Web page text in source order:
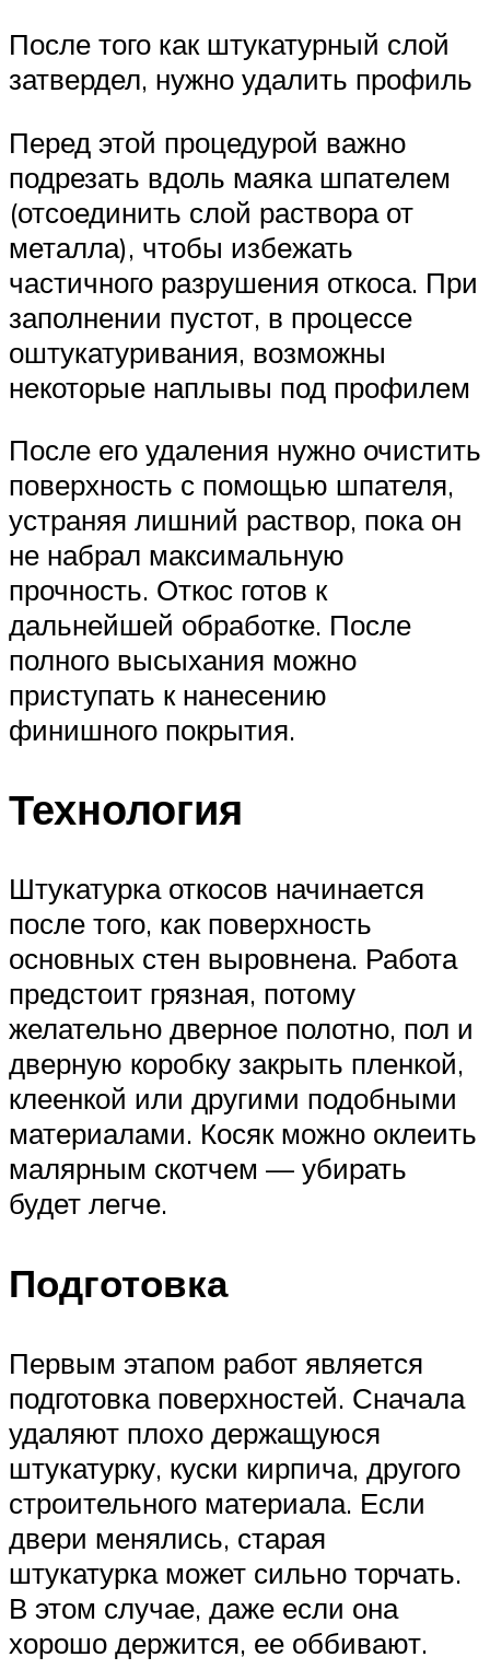
После того как штукатурный слой
затвердел, нужно удалить профиль
Перед этой процедурой важно
подрезать вдоль маяка шпателем
(отсоединить слой раствора от
металла), чтобы избежать
частичного разрушения откоса. При
заполнении пустот, в процессе
оштукатуривания, возможны
некоторые наплывы под профилем
После его удаления нужно очистить
поверхность с помощью шпателя,
устраняя лишний раствор, пока он
не набрал максимальную
прочность. Откос готов к
дальнейшей обработке. После
полного высыхания можно
приступать к нанесению
финишного покрытия.
Технология
Штукатурка откосов начинается
после того, как поверхность
основных стен выровнена. Работа
предстоит грязная, потому
желательно дверное полотно, пол и
дверную коробку закрыть пленкой,
клеенкой или другими подобными
материалами. Косяк можно оклеить
малярным скотчем — убирать
будет легче.
Подготовка
Первым этапом работ является
подготовка поверхностей. Сначала
удаляют плохо держащуюся
штукатурку, куски кирпича, другого
строительного материала. Если
двери менялись, старая
штукатурка может сильно торчать.
В этом случае, даже если она
хорошо держится, ее оббивают.